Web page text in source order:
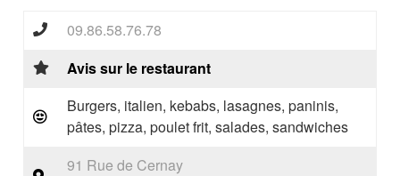
09.86.58.76.78
Avis sur le restaurant
Burgers, italien, kebabs, lasagnes, paninis,
pâtes, pizza, poulet frit, salades, sandwiches
91 Rue de Cernay